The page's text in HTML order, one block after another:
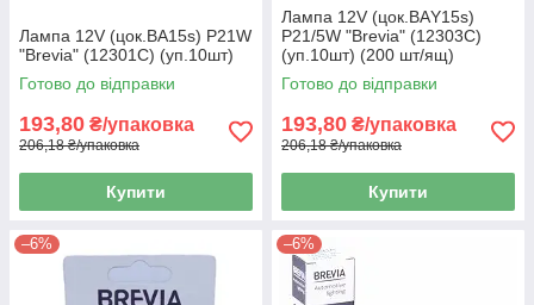
Лампа 12V (цок.BA15s) P21W
"Brevia" (12301C) (уп.10шт)
Готово до відправки
193,80 ₴/упаковка
206,18 ₴/упаковка
Купити
Лампа 12V (цок.ВАY15s)
P21/5W "Brevia" (12303C)
(уп.10шт) (200 шт/ящ)
Готово до відправки
193,80 ₴/упаковка
206,18 ₴/упаковка
Купити
–6% –6%